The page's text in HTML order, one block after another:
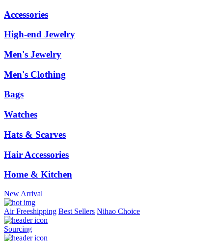
Accessories
High-end Jewelry
Men's Jewelry
Men's Clothing
Bags
Watches
Hats & Scarves
Hair Accessories
Home & Kitchen
New Arrival
Air Freeshipping Best Sellers Nihao Choice
Sourcing